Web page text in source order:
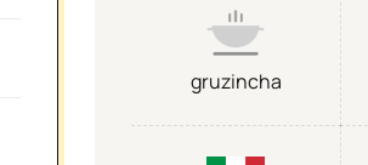
gruzincha